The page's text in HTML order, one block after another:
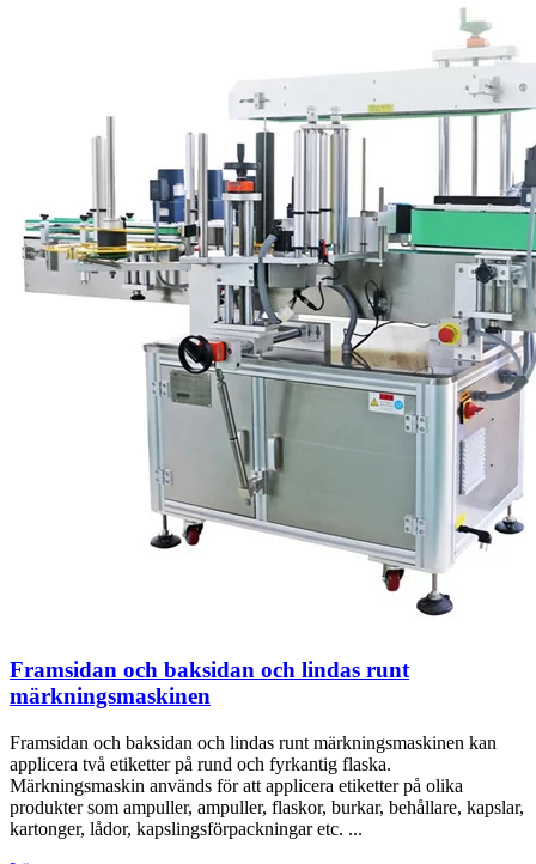
Framsidan och baksidan och lindas runt
märkningsmaskinen
Framsidan och baksidan och lindas runt märkningsmaskinen kan
applicera två etiketter på rund och fyrkantig flaska.
Märkningsmaskin används för att applicera etiketter på olika
produkter som ampuller, ampuller, flaskor, burkar, behållare, kapslar,
kartonger, lådor, kapslingsförpackningar etc. ...